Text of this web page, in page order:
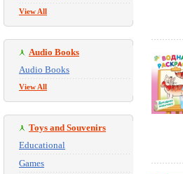
View All
Audio Books
Audio Books
View All
Toys and Souvenirs
Educational
Games